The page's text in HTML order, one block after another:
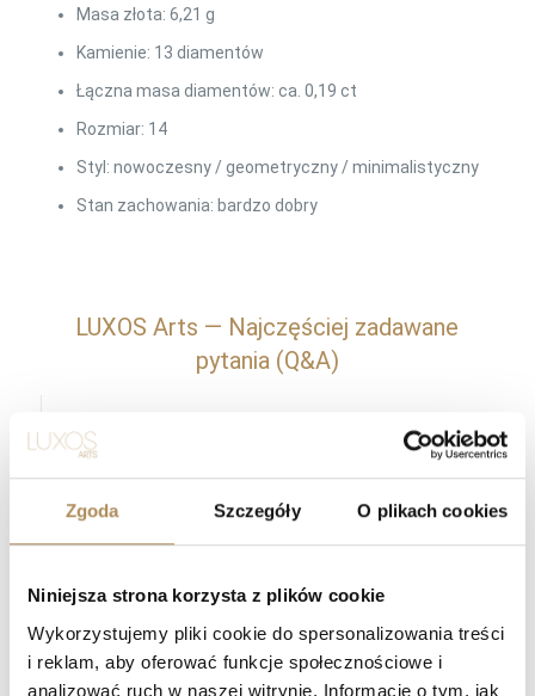
Zgoda Szczegóły O plikach cookies
Niniejsza strona korzysta z plików cookie
Wykorzystujemy pliki cookie do spersonalizowania treści
i reklam, aby oferować funkcje społecznościowe i
analizować ruch w naszej witrynie. Informacje o tym, jak
Masa złota: 6,21 g
Kamienie: 13 diamentów
Łączna masa diamentów: ca. 0,19 ct
Rozmiar: 14
Styl: nowoczesny / geometryczny / minimalistyczny
Stan zachowania: bardzo dobry
LUXOS Arts — Najczęściej zadawane
pytania (Q&A)
Czy mogę złożyć indywidualne zamówienie lub
poprosić o wyszukanie konkretnego przedmiotu?
autentyczne i wartościowe?
Czy każdy przedmiot posiada certyfikat
autentyczności?